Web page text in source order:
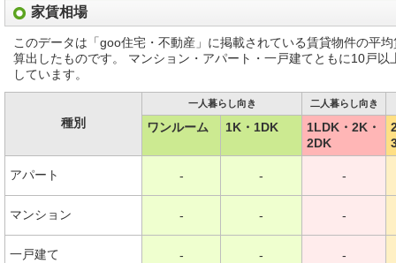
家賃相場
このデータは「goo住宅・不動産」に掲載されている賃貸物件の平
算出したものです。 マンション・アパート・一戸建てともに10戸
しています。
種別
一人暮らし向き 二人暮らし向き
ワンルーム 1K・1DK
1LDK・2K・
2DK
アパート - - -
マンション - - -
一戸建て - - -